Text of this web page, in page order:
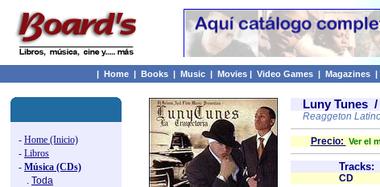
| Home | Books | Music | Movies | Video Games | Magazines |
- Home (Inicio)
- Libros
- Música (CDs)
. Toda
Luny Tunes /
Reaggeton
Precio: Ver el
Tracks:
CD